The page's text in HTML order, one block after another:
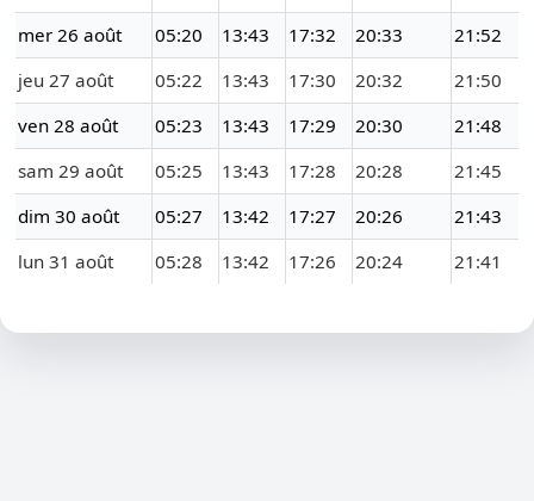
mer 26 août
05:20 13:43 17:32 20:33
21:52
jeu 27 août
05:22 13:43 17:30 20:32
21:50
ven 28 août
05:23 13:43 17:29 20:30
21:48
sam 29 août
05:25 13:43 17:28 20:28
21:45
dim 30 août
05:27 13:42 17:27 20:26
21:43
lun 31 août
05:28 13:42 17:26 20:24 21:41